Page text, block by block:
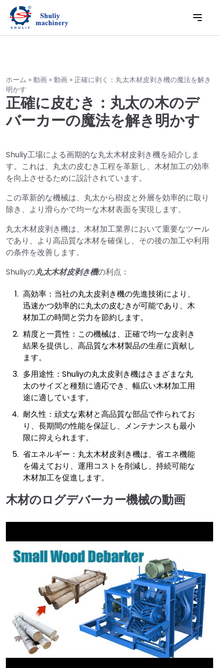
ホーム » 動画 » 動画 » 正確に剥く：丸太木材皮剥き機の魔法を解き
明かす
正確に皮むき：丸太の木のデ
バーカーの魔法を解き明かす
Shuliy工場による画期的な丸太木材皮剥き機を紹介しま
す。これは、丸太の皮むき工程を革新し、木材加工の効率
を向上させるために設計されています。
この革新的な機械は、丸太から樹皮と外層を効率的に取り
除き、より滑らかで均一な木材表面を実現します。
丸太木材皮剥き機は、木材加工業界において重要なツール
であり、より高品質な木材を確保し、その後の加工や利用
の条件を改善します。
Shuliyの丸太木材皮剥き機の利点：
高効率：当社の丸太皮剥き機の先進技術により、
迅速かつ効率的に丸太の皮むきが可能であり、木
材加工の時間と労力を節約します。
精度と一貫性：この機械は、正確で均一な皮剥き
結果を提供し、高品質な木材製品の生産に貢献し
ます。
多用途性：Shuliyの丸太皮剥き機はさまざまな丸
太のサイズと種類に適応でき、幅広い木材加工用
途に適しています。
耐久性：頑丈な素材と高品質な部品で作られてお
り、長期間の性能を保証し、メンテナンスも最小
限に抑えられます。
省エネルギー：丸太木材皮剥き機は、省エネ機能
を備えており、運用コストを削減し、持続可能な
木材加工を促進します。
木材のログデバーカー機械の動画